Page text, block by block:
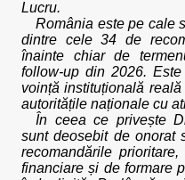
Lucru.
România este pe cale
dintre cele 34 de
înainte chiar de
follow-up din 2026.
voință instituțională
autoritățile naționale cu
În ceea ce privește
sunt deosebit de onorat
recomandările
financiare și de formare